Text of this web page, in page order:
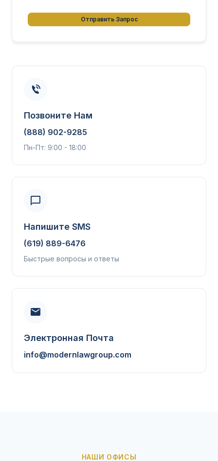
Отправить Запрос
Позвоните Нам
(888) 902-9285
Пн-Пт: 9:00 - 18:00
Напишите SMS
(619) 889-6476
Быстрые вопросы и ответы
Электронная Почта
info@modernlawgroup.com
НАШИ ОФИСЫ